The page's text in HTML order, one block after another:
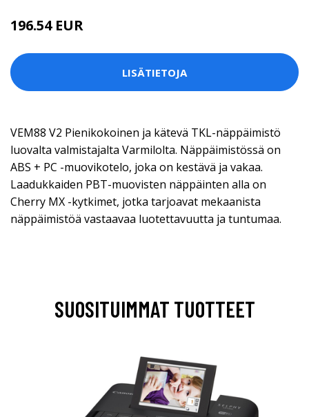
196.54 EUR
LISÄTIETOJA
VEM88 V2 Pienikokoinen ja kätevä TKL-näppäimistö
luovalta valmistajalta Varmilolta. Näppäimistössä on
ABS + PC -muovikotelo, joka on kestävä ja vakaa.
Laadukkaiden PBT-muovisten näppäinten alla on
Cherry MX -kytkimet, jotka tarjoavat mekaanista
näppäimistöä vastaavaa luotettavuutta ja tuntumaa.
SUOSITUIMMAT TUOTTEET